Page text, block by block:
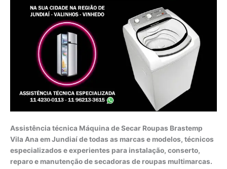
Assistência técnica Máquina de Secar Roupas Brastemp
Vila Ana em Jundiaí de todas as marcas e modelos, técnicos
especializados e experientes para instalação, conserto,
reparo e manutenção de secadoras de roupas multimarcas.